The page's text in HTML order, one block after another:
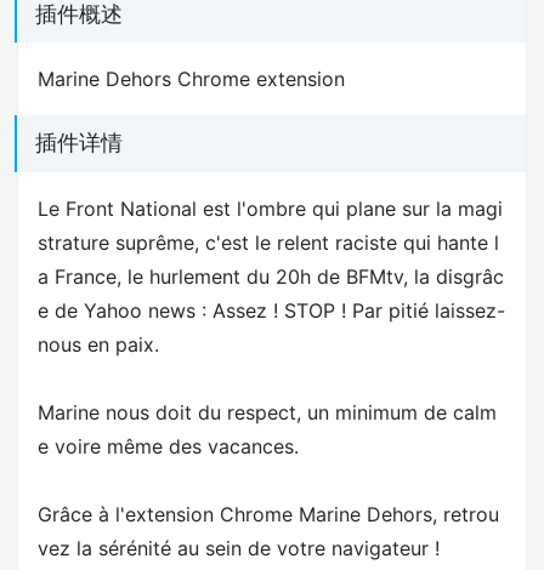
插件概述
Marine Dehors Chrome extension
插件详情
Le Front National est l'ombre qui plane sur la magi
strature suprême, c'est le relent raciste qui hante l
a France, le hurlement du 20h de BFMtv, la disgrâc
e de Yahoo news : Assez ! STOP ! Par pitié laissez-
nous en paix.
Marine nous doit du respect, un minimum de calm
e voire même des vacances.
Grâce à l'extension Chrome Marine Dehors, retrou
vez la sérénité au sein de votre navigateur !